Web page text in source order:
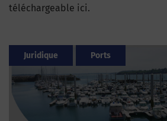
téléchargeable ici.
Juridique Ports